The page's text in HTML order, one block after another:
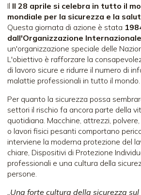
Il Il 28 aprile si celebra in tutto il
mondiale per la sicurezza e la
Questa giornata di azione è stata
dall'Organizzazione
un'organizzazione speciale delle
L'obiettivo è rafforzare la
di lavoro sicure e ridurre il numero di
malattie professionali in tutto il mondo.
Per quanto la sicurezza possa
settori il rischio fa ancora parte della
quotidiana. Macchine, attrezzi,
o lavori fisici pesanti comportano
interviene la moderna protezione del
chiare, Dispositivi di Protezione
professionali e una cultura della
persone.
„Una forte cultura della sicurezza